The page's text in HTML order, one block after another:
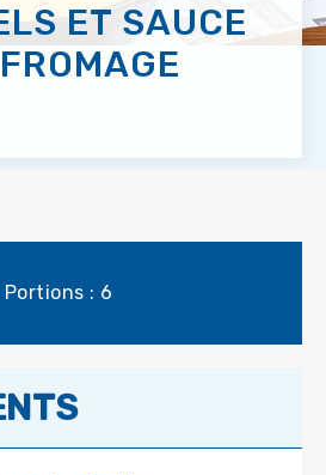
ET SAUCE
Portions : 6